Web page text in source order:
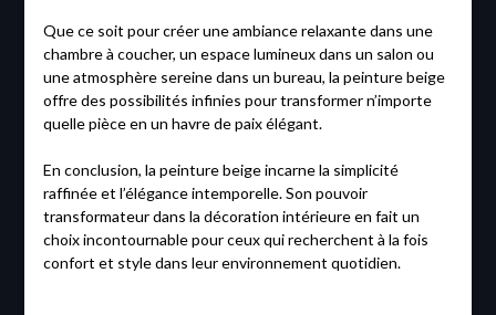
Que ce soit pour créer une ambiance relaxante dans une
chambre à coucher, un espace lumineux dans un salon ou
une atmosphère sereine dans un bureau, la peinture beige
offre des possibilités infinies pour transformer n’importe
quelle pièce en un havre de paix élégant.
En conclusion, la peinture beige incarne la simplicité
raffinée et l’élégance intemporelle. Son pouvoir
transformateur dans la décoration intérieure en fait un
choix incontournable pour ceux qui recherchent à la fois
confort et style dans leur environnement quotidien.